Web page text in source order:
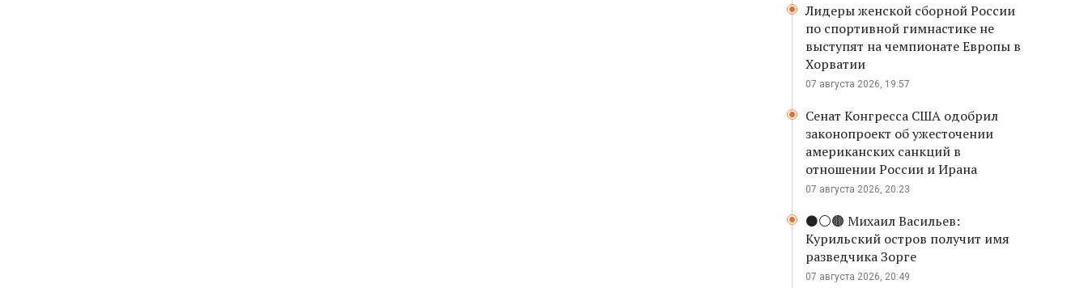
Лидеры женской сборной России
по спортивной гимнастике не
выступят на чемпионате Европы в
Хорватии
07 августа 2026, 19:57
Сенат Конгресса США одобрил
законопроект об ужесточении
американских санкций в
отношении России и Ирана
07 августа 2026, 20:23
⚫️⚪️🟤 Михаил Васильев:
Курильский остров получит имя
разведчика Зорге
07 августа 2026, 20:49